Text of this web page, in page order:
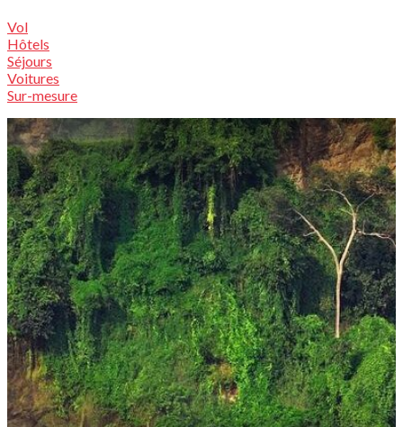
Vol
Hôtels
Séjours
Voitures
Sur-mesure